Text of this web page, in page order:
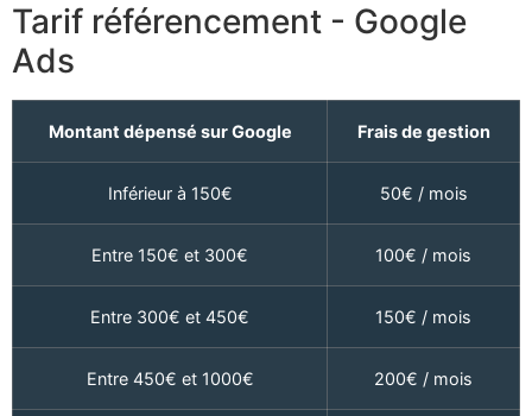
Tarif référencement - Google
Ads
Montant dépensé sur Google Frais de gestion
Inférieur à 150€ 50€ / mois
Entre 150€ et 300€ 100€ / mois
Entre 300€ et 450€ 150€ / mois
Entre 450€ et 1000€ 200€ / mois